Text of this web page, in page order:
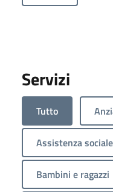
Servizi
Tutto
Assistenza sociale
Bambini e ragazzi